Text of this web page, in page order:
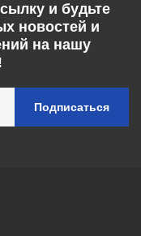
и будьте
новостей и
на нашу